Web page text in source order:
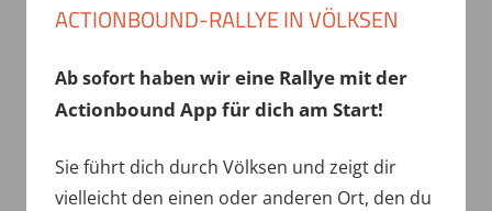
ACTIONBOUND-RALLYE IN VÖLKSEN
Ab sofort haben wir eine Rallye mit der
Actionbound App für dich am Start!
Sie führt dich durch Völksen und zeigt dir
vielleicht den einen oder anderen Ort, den du